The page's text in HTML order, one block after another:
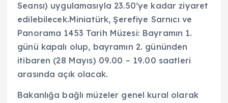
Seansı) uygulamasıyla 23.50’ye kadar ziyaret
edilebilecek.Miniatürk, Şerefiye Sarnıcı ve
Panorama 1453 Tarih Müzesi: Bayramın 1.
günü kapalı olup, bayramın 2. gününden
itibaren (28 Mayıs) 09.00 – 19.00 saatleri
arasında açık olacak.
Bakanlığa bağlı müzeler genel kural olarak